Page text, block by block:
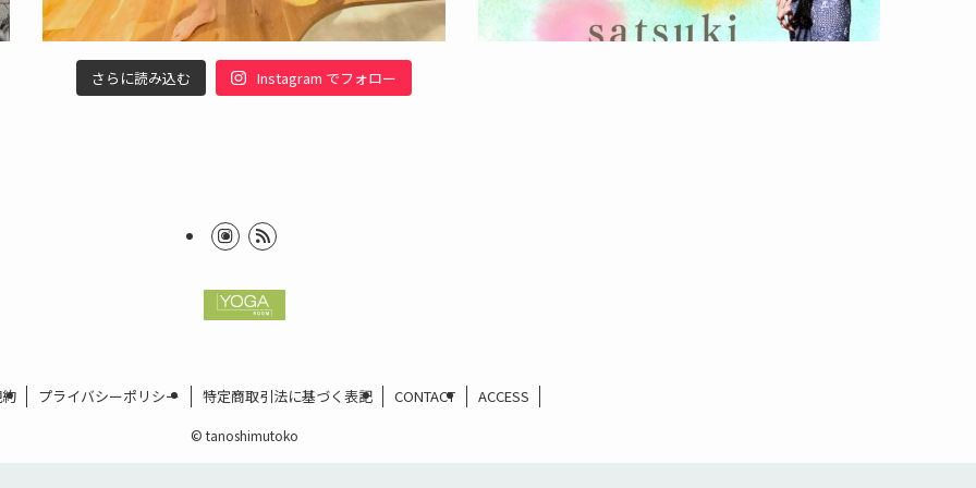
さらに読み込む Instagram でフォロー
プライバシーポリシー 特定商取引法に基づく表記 CONTACT ACCESS
© tanoshimutoko